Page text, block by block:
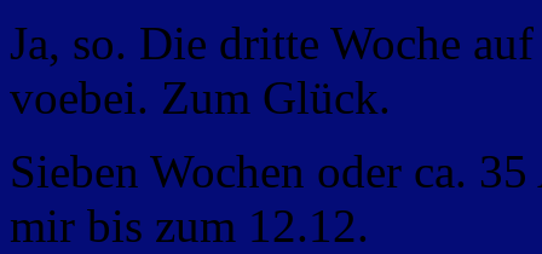
Ja, so. Die dritte Woche
voebei. Zum Glück.
Sieben Wochen oder ca.
mir bis zum 12.12.